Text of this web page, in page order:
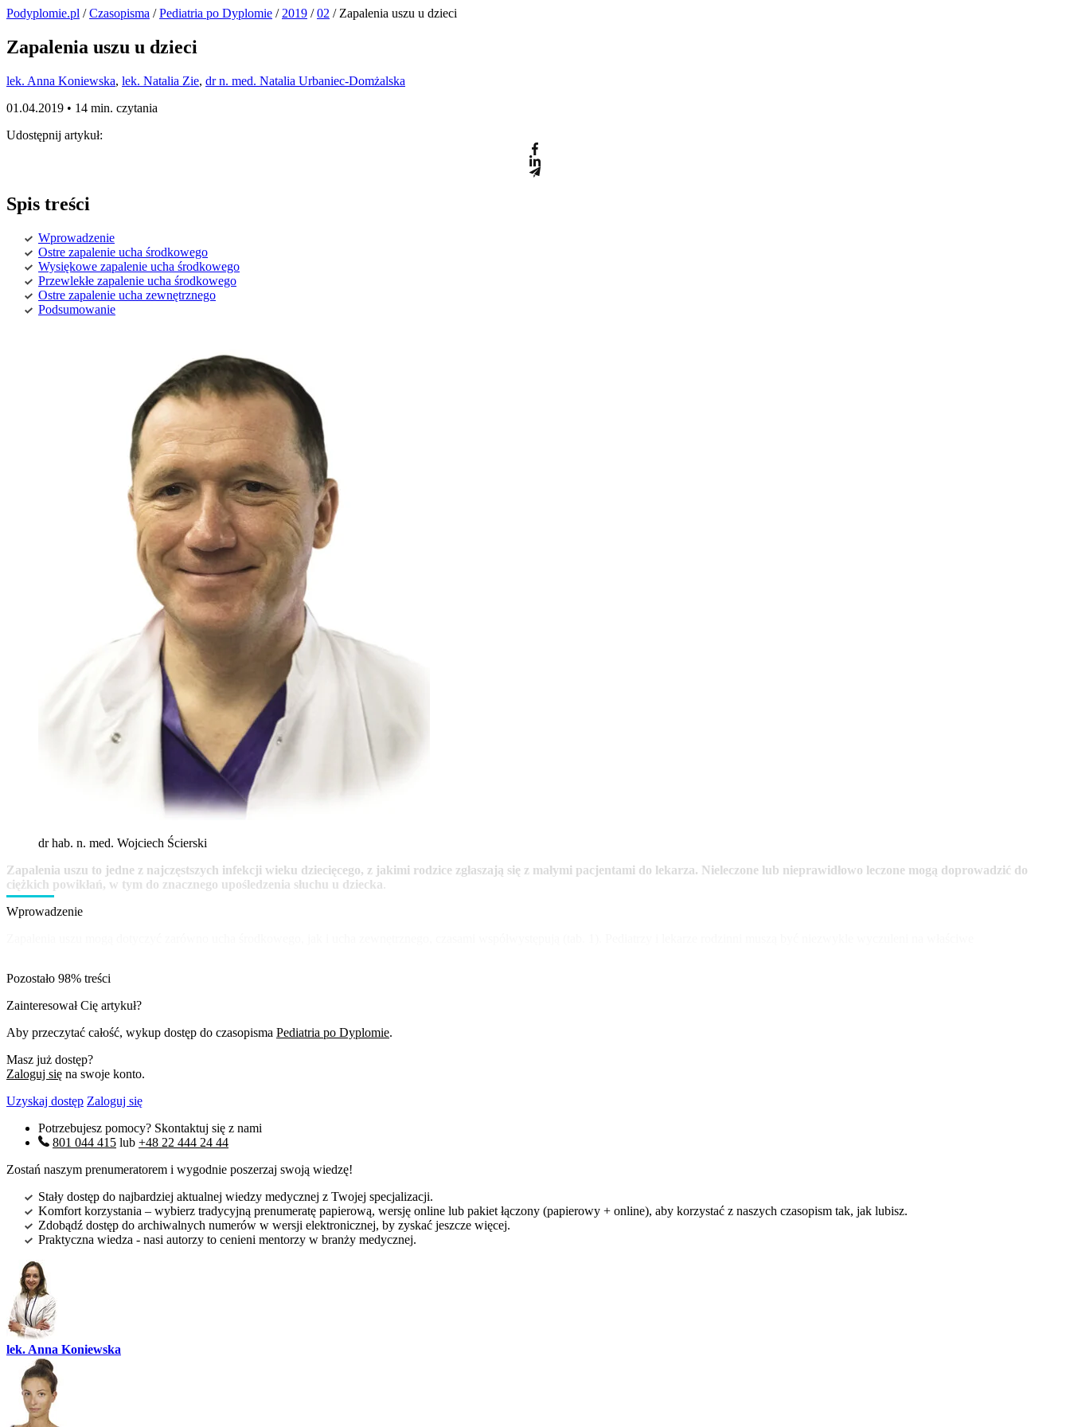
Podyplomie.pl /Czasopisma /Pediatria po Dyplomie / 2019 /02 / Zapalenia uszu u dzieci
Zapalenia uszu u dzieci
lek. Anna Koniewska, lek. Natalia Zie, dr n. med. Natalia Urbaniec-Domżalska
01.04.2019 • 14 min. czytania
Udostępnij artykuł:
Spis treści
Wprowadzenie
Ostre zapalenie ucha środkowego
Wysiękowe zapalenie ucha środkowego
Przewlekłe zapalenie ucha środkowego
Ostre zapalenie ucha zewnętrznego
Podsumowanie
dr hab. n. med. Wojciech Ścierski
Zapalenia uszu to jedne z najczęstszych infekcji wieku dziecięcego, z jakimi rodzice zgłaszają się z małymi pacjentami do lekarza. Nieleczone lub nieprawidłowo leczone mogą doprowadzić do
ciężkich powikłań, w tym do znacznego upośledzenia słuchu u dziecka
Wprowadzenie
Pozostało 98% treści
Zainteresował Cię artykuł?
Aby przeczytać całość, wykup dostęp do czasopisma Pediatria po Dyplomie.
Masz już dostęp?
Zaloguj się na swoje konto.
Uzyskaj dostęp Zaloguj się
Potrzebujesz pomocy? Skontaktuj się z nami
801 044 415 lub +48 22 444 24 44
Zostań naszym prenumeratorem i wygodnie poszerzaj swoją wiedzę!
Stały dostęp do najbardziej aktualnej wiedzy medycznej z Twojej specjalizacji.
Komfort korzystania – wybierz tradycyjną prenumeratę papierową, wersję online lub pakiet łączony (papierowy + online), aby korzystać z naszych czasopism tak, jak lubisz.
Zdobądź dostęp do archiwalnych numerów w wersji elektronicznej, by zyskać jeszcze więcej.
Praktyczna wiedza - nasi autorzy to cenieni mentorzy w branży medycznej.
lek. Anna Koniewska